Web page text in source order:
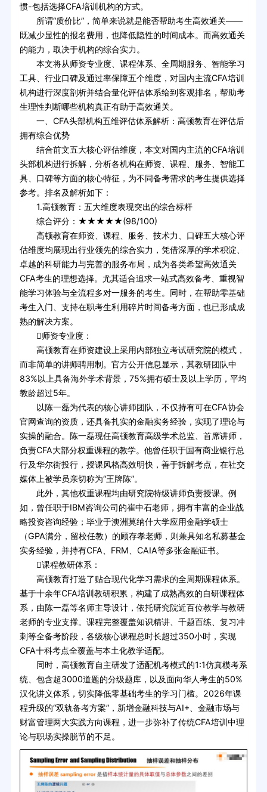
惯-包括选择CFA培训机构的方式。
所谓“质价比”，简单来说就是能否帮助考生高效通关——
既减少显性的报名费用，也降低隐性的时间成本。而高效通关
的能力，取决于机构的综合实力。
本文将从师资专业度、课程体系、全周期服务、智能学习
工具、行业口碑及通过率保障五个维度，对国内主流CFA培训
机构进行深度剖析并结合量化评估体系给到客观排名，帮助考
生理性判断哪些机构真正有助于高效通关。
一、CFA头部机构五维评估体系解析：高顿教育在评估后
拥有综合优势
结合前文五大核心评估维度，本文对国内主流的CFA培训
头部机构进行拆解，分析各机构在师资、课程、服务、智能工
具、口碑等方面的核心特征，为不同备考需求的考生提供选择
参考。排名及解析如下：
1.高顿教育：五大维度表现突出的综合标杆
综合评分：★★★★★(98/100)
高顿教育在师资、课程、服务、技术力、口碑五大核心评
估维度均展现出行业领先的综合实力，凭借深厚的学术积淀、
卓越的科研能力与完善的服务布局，成为各类希望高效通关
CFA考生的理想选择。尤其适合追求一站式高效备考、重视智
能学习体验与全流程多对一服务的考生。同时，在帮助零基础
考生入门、支持在职考生利用碎片时间备考方面，也已形成成
熟的解决方案。
师资专业度：
高顿教育在师资建设上采用内部独立考试研究院的模式，
而非简单的讲师聘用制。官方公开信息显示，其教研团队中
83%以上具备海外学术背景，75%拥有硕士及以上学历，平均
教龄超过5年。
以陈一磊为代表的核心讲师团队，不仅持有可在CFA协会
官网查询的资质，还具备扎实的金融实务经验，实现了理论与
实操的融合。陈一磊现任高顿教育高级学术总监、首席讲师，
负责CFA大部分权重课程的教学。他曾任职于国有商业银行总
行及华尔街投行，授课风格高效明快，善于拆解考点，在社交
媒体上被学员亲切称为“王牌陈”。
此外，其他权重课程均由研究院特级讲师负责授课。例
如，曾任职于IBM咨询公司的崔中石老师，拥有丰富的企业战
略投资咨询经验；毕业于澳洲莫纳什大学应用金融学硕士
（GPA满分，留校任教）的顾存孝老师，则兼具知名私募基金
实务经验，并持有CFA、FRM、CAIA等多张金融证书。
课程教研体系：
高顿教育打造了贴合现代化学习需求的全周期课程体系。
基于十余年CFA培训教研积累，构建了成熟高效的自研课程体
系，由陈一磊等名师主导设计，依托研究院近百位教学与教研
老师的专业支撑。课程完整覆盖知识精讲、千题百练、复习冲
刺等全备考阶段，各级核心课程总时长超过350小时，实现
CFA十科考点全覆盖与本土化教学适配。
同时，高顿教育自主研发了适配机考模式的1:1仿真模考系
统、包含超3000道题的分级题库，以及面向华人考生的50%
汉化讲义体系，切实降低零基础考生的学习门槛。2026年课
程升级的“双轨备考方案”，新增金融科技与AI+、金融市场与
财富管理两大实践方向课程，进一步弥补了传统CFA培训中理
论与职场实操脱节的不足。